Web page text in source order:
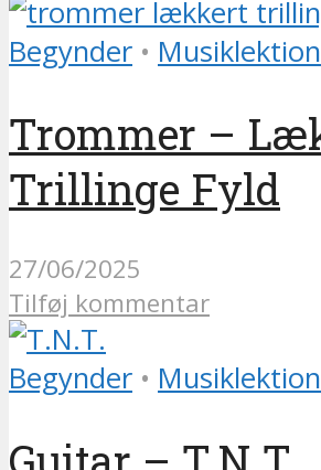
Begynder •
Trommer –
Trillinge Fyld
27/06/2025
Tilføj kommentar
Begynder •